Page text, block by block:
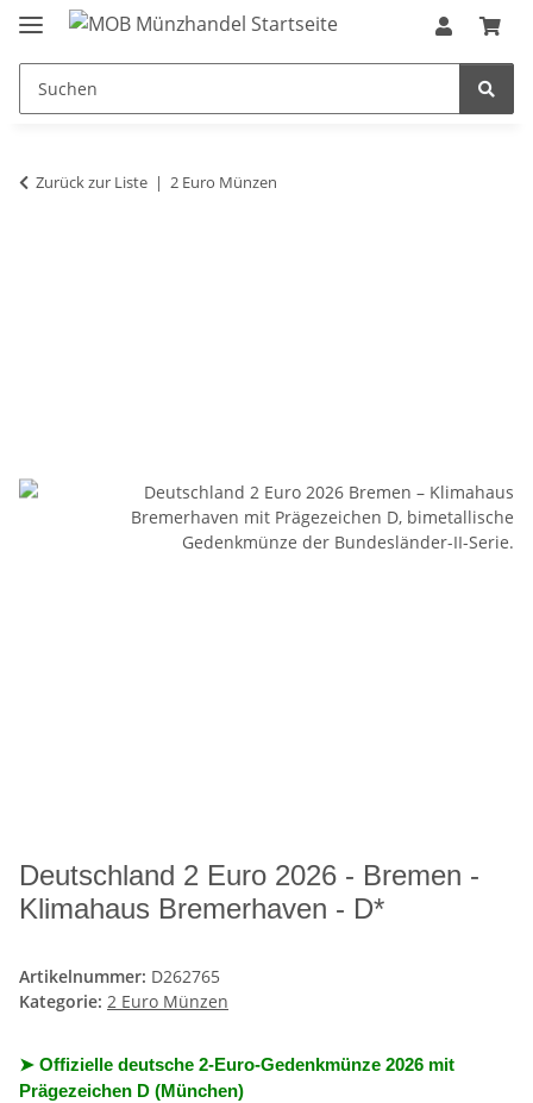
Zurück zur Liste 2 Euro Münzen
Deutschland 2 Euro 2026 - Bremen -
Klimahaus Bremerhaven - D*
Artikelnummer: D262765
Kategorie: 2 Euro Münzen
➤ Offizielle deutsche 2-Euro-Gedenkmünze 2026 mit
Prägezeichen D (München)